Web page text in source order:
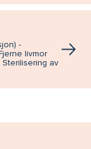
-
livmor
av